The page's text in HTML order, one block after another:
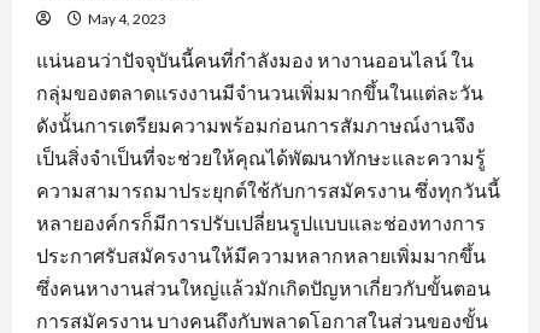
May 4, 2023
แน่นอนว่าปัจจุบันนี้คนที่กำลังมอง หางานออนไลน์ ใน
กลุ่มของตลาดแรงงานมีจำนวนเพิ่มมากขึ้นในแต่ละวัน
ดังนั้นการเตรียมความพร้อมก่อนการสัมภาษณ์งานจึง
เป็นสิ่งจำเป็นที่จะช่วยให้คุณได้พัฒนาทักษะและความรู้
ความสามารถมาประยุกต์ใช้กับการสมัครงาน ซึ่งทุกวันนี้
หลายองค์กรก็มีการปรับเปลี่ยนรูปแบบและช่องทางการ
ประกาศรับสมัครงานให้มีความหลากหลายเพิ่มมากขึ้น
ซึ่งคนหางานส่วนใหญ่แล้วมักเกิดปัญหาเกี่ยวกับขั้นตอน
การสมัครงาน บางคนถึงกับพลาดโอกาสในส่วนของขั้น